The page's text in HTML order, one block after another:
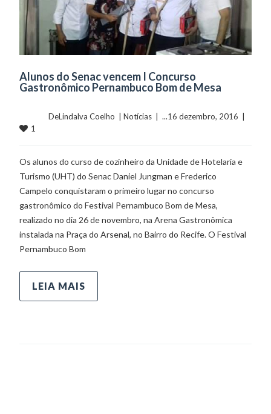
Alunos do Senac vencem I Concurso
Gastronômico Pernambuco Bom de Mesa
	    	DeLindalva Coelho  |
Notícias
1
Os alunos do curso de cozinheiro da Unidade de Hotelaria e
Turismo (UHT) do Senac Daniel Jungman e Frederico
Campelo conquistaram o primeiro lugar no concurso
gastronômico do Festival Pernambuco Bom de Mesa,
realizado no dia 26 de novembro, na Arena Gastronômica
instalada na Praça do Arsenal, no Bairro do Recife. O Festival
Pernambuco Bom
LEIA MAIS